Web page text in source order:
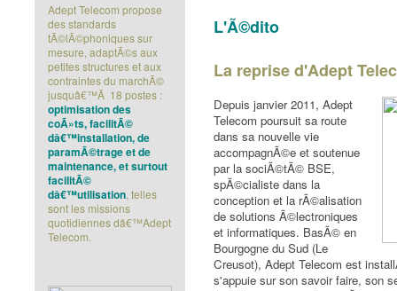
Adept Telecom propose
des standards
tÃ©lÃ©phoniques sur
mesure, adaptÃ©s aux
petites structures et aux
contraintes du marchÃ©
jusquâ€™Ã 18 postes :
optimisation des
coÃ»ts, facilitÃ©
dâ€™installation, de
paramÃ©trage et de
maintenance, et surtout
facilitÃ©
dâ€™utilisation, telles
sont les missions
quotidiennes dâ€™Adept
Telecom.
L'Ã©dito
La reprise d'Adept
Depuis janvier 2011, Adept
Telecom poursuit sa route
dans sa nouvelle vie
accompagnÃ©e et soutenue
par la sociÃ©tÃ© BSE,
spÃ©cialiste dans la
conception et la rÃ©alisation
de solutions Ã©lectroniques
et informatiques. BasÃ© en
Bourgogne du Sud (Le
Creusot), Adept Telecom est
s'appuie sur son savoir faire, son